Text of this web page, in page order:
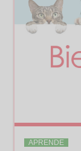
APRENDE